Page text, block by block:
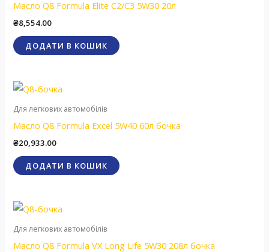
Масло Q8 Formula Elite C2/C3 5W30 20л
₴8,554.00
ДОДАТИ В КОШИК
Для легкових автомобілів
Масло Q8 Formula Excel 5W40 60л бочка
₴20,933.00
ДОДАТИ В КОШИК
Для легкових автомобілів
Масло Q8 Formula VX Long Life 5W30 208л бочка